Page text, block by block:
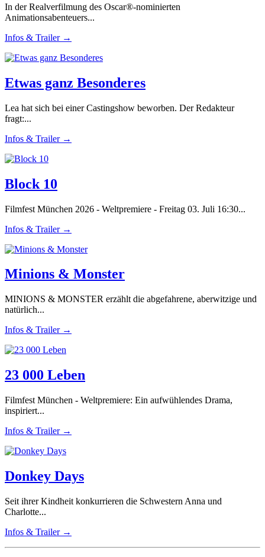
In der Realverfilmung des Oscar®-nominierten
Animationsabenteuers...
Infos & Trailer →
Etwas ganz Besonderes
Lea hat sich bei einer Castingshow beworben. Der Redakteur
fragt:...
Infos & Trailer →
Block 10
Filmfest München 2026 - Weltpremiere - Freitag 03. Juli 16:30...
Infos & Trailer →
Minions & Monster
MINIONS & MONSTER erzählt die abgefahrene, aberwitzige und
natürlich...
Infos & Trailer →
23 000 Leben
Filmfest München - Weltpremiere: Ein aufwühlendes Drama,
inspiriert...
Infos & Trailer →
Donkey Days
Seit ihrer Kindheit konkurrieren die Schwestern Anna und
Charlotte...
Infos & Trailer →